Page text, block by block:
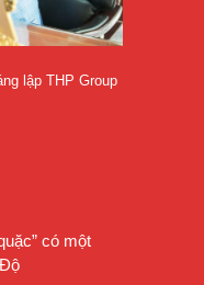
lập THP Group
có một